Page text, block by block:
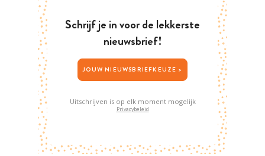
Schrijf je in voor de lekkerste
nieuwsbrief!
JOUW NIEUWSBRIEFKEUZE >
Uitschrijven is op elk moment mogelijk
Privacybeleid